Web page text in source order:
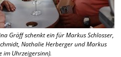
Gräff schenkt ein für Markus Schlosser,
Nathalie Herberger und Markus
im Uhrzeigersinn).